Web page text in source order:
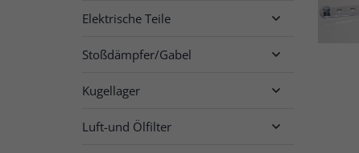
Elektrische Teile 
Stoßdämpfer/Gabel 
Kugellager 
Luft-und Ölfilter 